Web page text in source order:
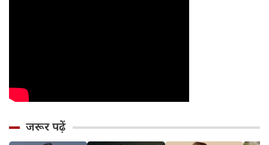
जरूर पढ़ें